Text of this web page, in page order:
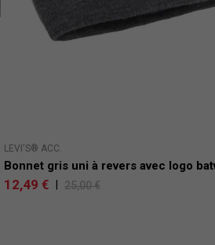
LEVI'S® ACC.
Bonnet gris uni à revers avec logo
12,49 € 25,00 €